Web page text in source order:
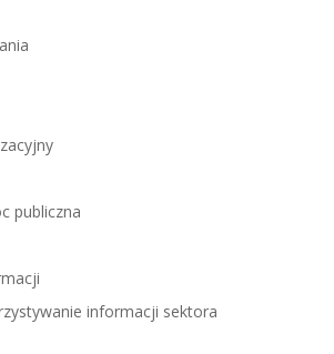
publiczna
informacji sektora